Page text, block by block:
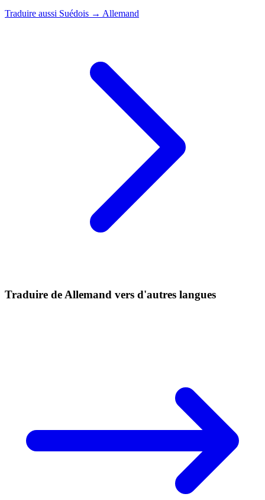
Traduire aussi Suédois → Allemand
Traduire de Allemand vers d'autres langues